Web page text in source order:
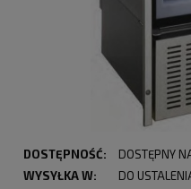
DOSTĘPNOŚĆ:
DOSTĘPNY
WYSYŁKA W:
DO